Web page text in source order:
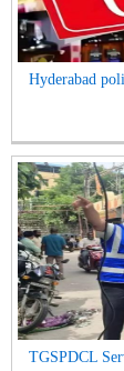
Hyderabad
TGSPDCL